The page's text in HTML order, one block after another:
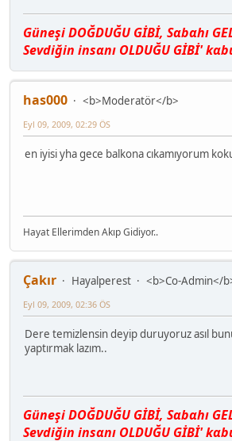
Güneşi DOĞDUĞU GİBİ, Sαbαhı
Sevdiğin insαnı OLDUĞU GİBİ'
has000
<b>Moderatör</b>
Eyl 09, 2009, 02:29 ÖS
en iyisi yha gece balkona cıkamıyorum
Hayat Ellerimden Akıp Gidiyor..
Çakır Hayalperest
<b>Co-Admin</
Eyl 09, 2009, 02:36 ÖS
Dere temizlensin deyip duruyoruz asıl
yaptırmak lazım..
Güneşi DOĞDUĞU GİBİ, Sαbαhı
Sevdiğin insαnı OLDUĞU GİBİ'